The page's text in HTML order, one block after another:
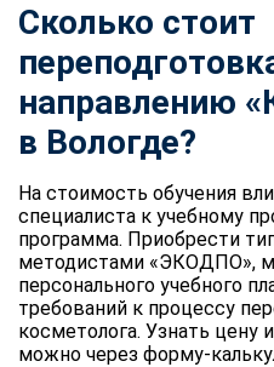
Сколько стоит
направлению
в Вологде?
На стоимость обучения
специалиста к учебному
программа. Приобрести
методистами «ЭКОДПО»,
персонального учебного
требований к процессу
косметолога. Узнать цену
можно через форму-